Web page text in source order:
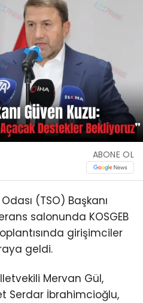
ABONE OL
(TSO) Başkanı
salonunda KOSGEB
girişimciler
geldi.
Mervan Gül,
Serdar İbrahimcioğlu,